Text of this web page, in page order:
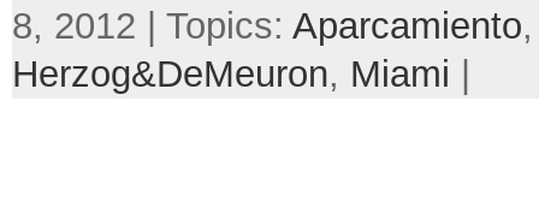
8, 2012 | Topics: Aparcamiento,
Herzog&DeMeuron, Miami |